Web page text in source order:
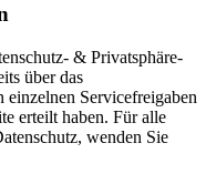
& Privatsphäre-
über das
einzelnen Servicefreigaben
erteilt haben. Für alle
wenden Sie